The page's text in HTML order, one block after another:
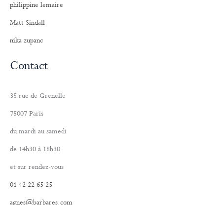
philippine lemaire
Matt Sindall
nika zupanc
Contact
35 rue de Grenelle
75007 Paris
du mardi au samedi
de 14h30 à 18h30
et sur rendez-vous
01 42 22 65 25
agnes@barbares.com